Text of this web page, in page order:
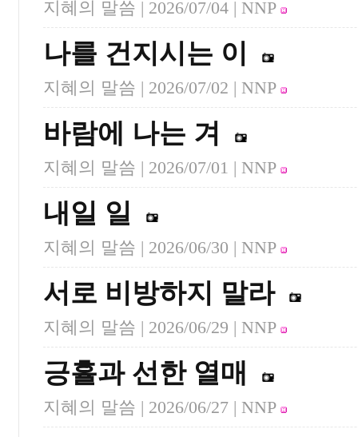
지혜의 말씀 | 2026/07/04 | NNP
나를 건지시는 이
지혜의 말씀 | 2026/07/02 | NNP
바람에 나는 겨
지혜의 말씀 | 2026/07/01 | NNP
내일 일
지혜의 말씀 | 2026/06/30 | NNP
서로 비방하지 말라
지혜의 말씀 | 2026/06/29 | NNP
긍휼과 선한 열매
지혜의 말씀 | 2026/06/27 | NNP